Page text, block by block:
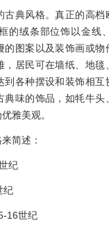
古典风格。真正的高档
的绒条部位饰以金线
的图案以及装饰画或物
，居民可在墙纸、地毯
到各种摆设和装饰相互
典味的饰品，如牦牛
雅美观。
简述：
纪
纪
16世纪